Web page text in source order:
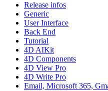
Release infos
Generic
User Interface
Back End
Tutorial
4D AIKit
4D Components
4D View Pro
4D Write Pro
Email, Microsoft 365,